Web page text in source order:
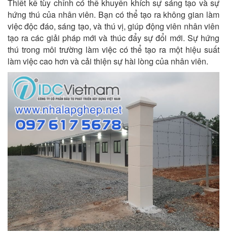
Thiết kế tùy chỉnh có thể khuyến khích sự sáng tạo và sự
hứng thú của nhân viên. Bạn có thể tạo ra không gian làm
việc độc đáo, sáng tạo, và thú vị, giúp động viên nhân viên
tạo ra các giải pháp mới và thúc đẩy sự đổi mới. Sự hứng
thú trong môi trường làm việc có thể tạo ra một hiệu suất
làm việc cao hơn và cải thiện sự hài lòng của nhân viên.